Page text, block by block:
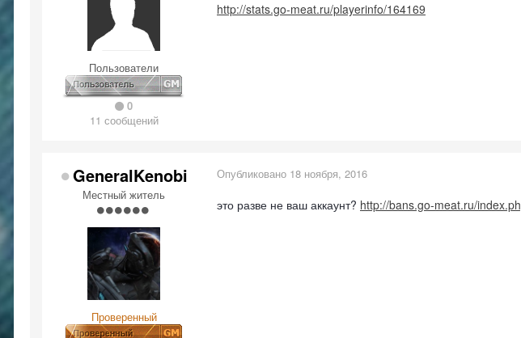
Пользователи
0
11 сообщений
http://stats.go-meat.ru/playerinfo/164169
GeneralKenobi
Местный житель
Проверенный
Опубликовано 18 ноября, 2016
это разве не ваш аккаунт? http://bans.go-meat.ru/